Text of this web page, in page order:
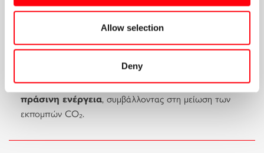
Allow selection
Deny
Ανανεώσιμων Πηγών, επιτρέποντας την ομαλή
ενσωμάτωσή τους στο δίκτυο.
Βοηθά στην ανάπτυξη της αγοράς ΑΠΕ, ενισχύοντας
τις επενδύσεις στην καθαρή ενέργεια.
Επιτρέπει στους καταναλωτές να επιλέγουν
πράσινη ενέργεια, συμβάλλοντας στη μείωση των
εκπομπών CO₂.